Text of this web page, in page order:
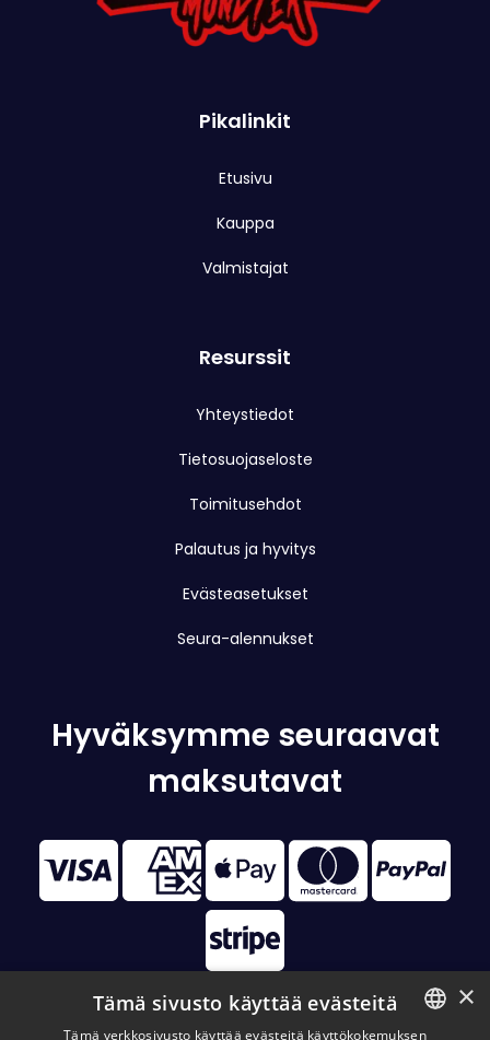
Pikalinkit
Etusivu
Kauppa
Valmistajat
Resurssit
Yhteystiedot
Tietosuojaseloste
Toimitusehdot
Palautus ja hyvitys
Evästeasetukset
Seura-alennukset
Hyväksymme seuraavat
maksutavat
×
Tämä sivusto käyttää evästeitä
Tämä verkkosivusto käyttää evästeitä käyttökokemuksen